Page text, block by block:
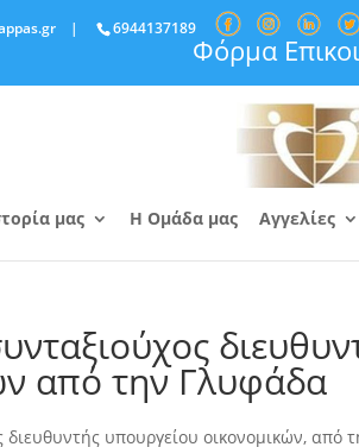
| 6944137189
Φόρμα
μας Η Ομάδα μας Αγγελίες
από την Γλυφάδα
διευθυντής υπουργείου οικονομικών,